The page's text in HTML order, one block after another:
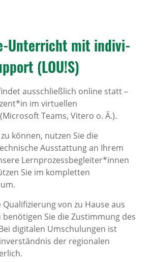
Unter­richt mit indi­vi­
(LOU!S)
ausschließlich online statt –
im virtuellen
Teams, Vitero o. Ä.).
können, nutzen Sie die
Ausstattung an Ihrem
Lernprozessbegleiter*innen
Sie im kompletten
von zu Hause aus
benötigen Sie die Zustimmung des
digitalen Umschulungen ist
der regionalen